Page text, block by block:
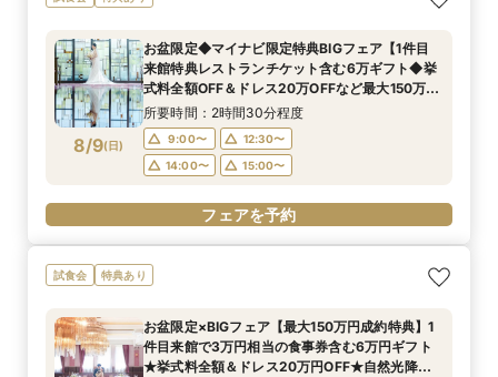
8/9(日)
お盆限定◆マイナビ限定特典BIGフェア【1件目
来館特典レストランチケット含む6万ギフト◆挙
式料全額OFF＆ドレス20万OFFなど最大150万豪
華特典】近江牛含む3万コース試食×感動挙式×憧
れドレス
所要時間：2時間30分程度
9:00〜
12:30〜
14:00〜
15:00〜
フェアを予約
試食会 特典あり
お盆限定×BIGフェア【最大150万円成約特典】1
件目来館で3万円相当の食事券含む6万円ギフト
★挙式料全額＆ドレス20万円OFF★自然光降り